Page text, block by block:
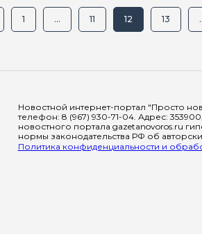
1 ... 11 12 13
Новостной интернет-портал "Просто
телефон: 8 (967) 930-71-04. Адрес:
новостного портала gazetanovoros.ru
нормы законодательства РФ об
Политика конфиденциальности и